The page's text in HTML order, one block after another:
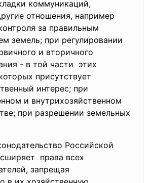
коммуникаций,
отношения, например
за правильным
земель; при регулировании
и вторичного
- в той части этих
присутствует
интерес; при
и внутрихозяйственном
при разрешении земельных
Российской
права всех
запрещая